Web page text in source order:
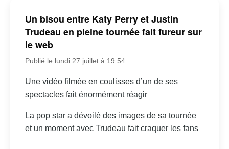
Un bisou entre Katy Perry et Justin
Trudeau en pleine tournée fait fureur sur
le web
Publié le lundi 27 juillet à 19:54
Une vidéo filmée en coulisses d’un de ses
spectacles fait énormément réagir
La pop star a dévoilé des images de sa tournée
et un moment avec Trudeau fait craquer les fans